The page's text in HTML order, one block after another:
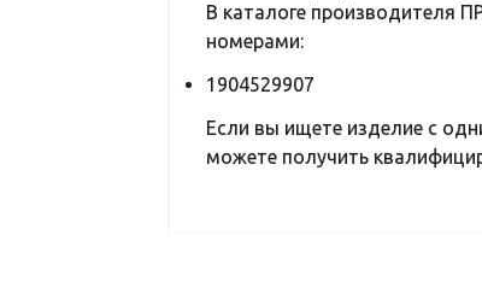
В каталоге производителя
номерами:
1904529907
Если вы ищете изделие с
можете получить